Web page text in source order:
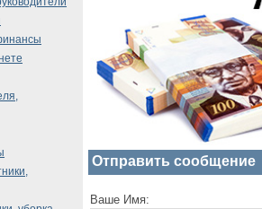
Отправить сообщение
Ваше Имя: